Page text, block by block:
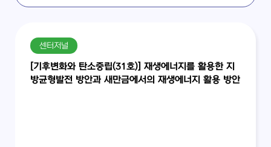
센터저널
[기후변화와 탄소중립(31호)] 재생에너지를 활용한 지
방균형발전 방안과 새만금에서의 재생에너지 활용 방안